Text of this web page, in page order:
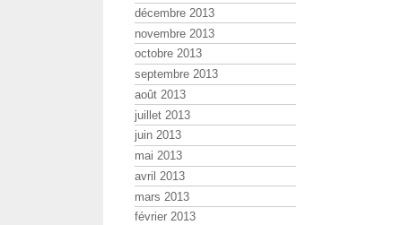
décembre 2013
novembre 2013
octobre 2013
septembre 2013
août 2013
juillet 2013
juin 2013
mai 2013
avril 2013
mars 2013
février 2013